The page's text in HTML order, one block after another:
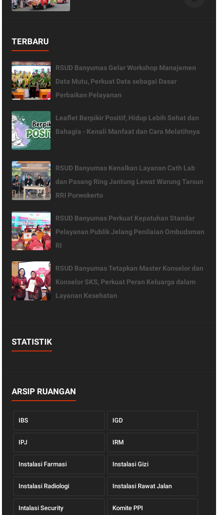
TERBARU
RSUD Banyumas Gelar Workshop Manajemen
Data Mutu, Perkuat Data sebagai Dasar
Perbaikan Pelayanan
Leaflet Berpikir Positif, Hidup Lebih Sehat dan
Bahagia - Kenali Manfaat dan Cara Melatihnya
RSUD Banyumas Kenalkan Layanan Cath Lab
dan Pasang Ring Jantung Lewat Warung Tarsun
RRI Purwokerto
RSUD Banyumas Perkuat Kepatuhan Standar
Pelayanan Publik Jelang Penilaian Ombudsman
RI
RSUD Banyumas Tetapkan Master Konselor dan
Konselor SKS, Perkuat Peran Keluarga dalam
Layanan Kesehatan
STATISTIK
ARSIP RUANGAN
IBS IGD
IPJ IRM
Instalasi Farmasi Instalasi Gizi
Instalasi Radiologi Instalasi Rawat Jalan
Intalasi Security Komite PPI